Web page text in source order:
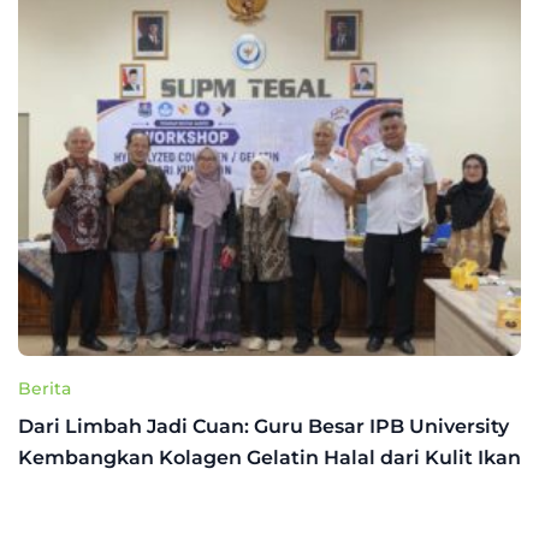
Berita
Dari Limbah Jadi Cuan: Guru Besar IPB University
Kembangkan Kolagen Gelatin Halal dari Kulit Ikan